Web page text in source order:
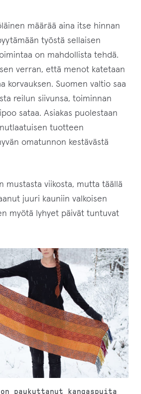
määrää aina itse hinnan
työstä sellaisen
on mahdollista tehdä.
verran, että menot katetaan
korvauksen. Suomen valtio saa
reilun siivunsa, toiminnan
sataa. Asiakas puolestaan
tuotteen
omatunnon kestävästä
mustasta viikosta, mutta täällä
juuri kauniin valkoisen
myötä lyhyet päivät tuntuvat
paukuttanut kangaspuita